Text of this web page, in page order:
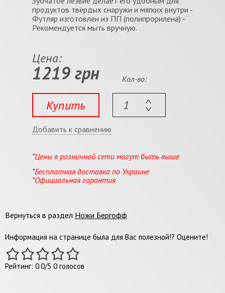
продуктов твёрдых снаружи и мягких внутри -
Футляр изготовлен из ПП (полипрорилена) -
Рекомендуется мыть вручную.
Цена:
1219 грн
Купить
Кол-во:
Добавить к сравнению
*Цены в розничной сети могут быть выше
*Бесплатная доставка по Украине
*Официальная гарантия
Вернуться в раздел Ножи Бергофф
Информация на странице была для Вас полезной!? Оцените!
Рейтинг: 0.0/5 0 голосов